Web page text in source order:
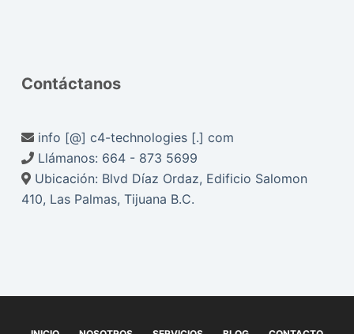
Contáctanos
info [@] c4-technologies [.] com
Llámanos: 664 - 873 5699
Ubicación: Blvd Díaz Ordaz, Edificio Salomon
410, Las Palmas, Tijuana B.C.